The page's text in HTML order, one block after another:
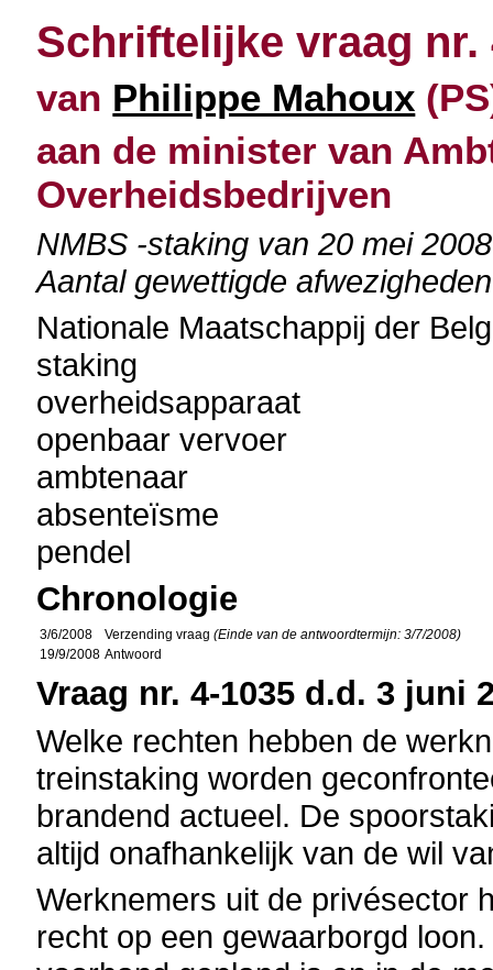
Schriftelijke vraag nr.
van Philippe Mahoux
aan de minister van
Overheidsbedrijven
NMBS -staking van 20 mei
Aantal gewettigde afwezigheden
Nationale Maatschappij der
staking
overheidsapparaat
openbaar vervoer
ambtenaar
absenteïsme
pendel
Chronologie
3/6/2008 Verzending vraag(Einde van de antwoordtermijn: 3/7/2008)
19/9/2008 Antwoord
Vraag nr. 4-1035 d.d. 3 juni
Welke rechten hebben de
treinstaking worden
brandend actueel. De
altijd onafhankelijk van de wil
Werknemers uit de privésector
recht op een gewaarborgd